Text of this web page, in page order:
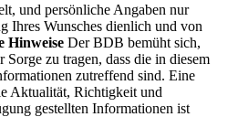
und persönliche Angaben nur
Ihres Wunsches dienlich und von
Hinweise Der BDB bemüht sich,
Sorge zu tragen, dass die in diesem
zutreffend sind. Eine
Aktualität, Richtigkeit und
gestellten Informationen ist